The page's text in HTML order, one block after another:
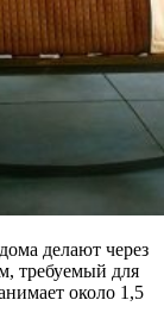
делают через
требуемый для
около 1,5